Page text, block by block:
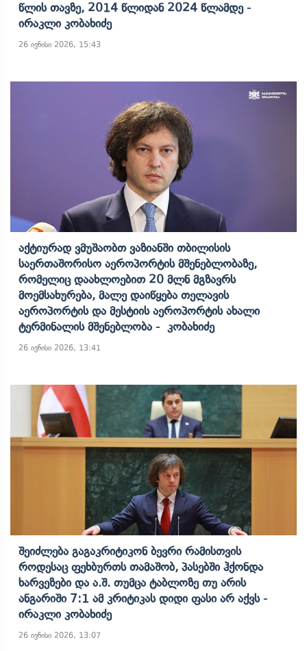
Წლის Თავზე, 2014 Წლიდან 2024 Წლამდე -
Ირაკლი Კობახიძე
26 ივნისი 2026, 15:43
Აქტიურად Ვმუშაობთ Ვაზიანში Თბილისის
Საერთაშორისო Აეროპორტის Მშენებლობაზე,
Რომელიც Დაახლოებით 20 Მლნ Მგზავრს
Მოემსახურება, Მალე Დაიწყება Თელავის
Აეროპორტის Და Მესტიის Აეროპორტის Ახალი
Ტერმინალის Მშენებლობა - Კობახიძე
26 ივნისი 2026, 13:41
Შეიძლება Გაგაკრიტიკონ Ბევრი Რამისთვის
Როდესაც Ფეხბურთს Თამაშობ, Პასებში Ჰქონდა
Ხარვეზები Და Ა.შ. Თუმცა Ტაბლოზე Თუ Არის
Ანგარიში 7:1 Ამ Კრიტიკას Დიდი Ფასი Არ Აქვს -
Ირაკლი Კობახიძე
26 ივნისი 2026, 13:07